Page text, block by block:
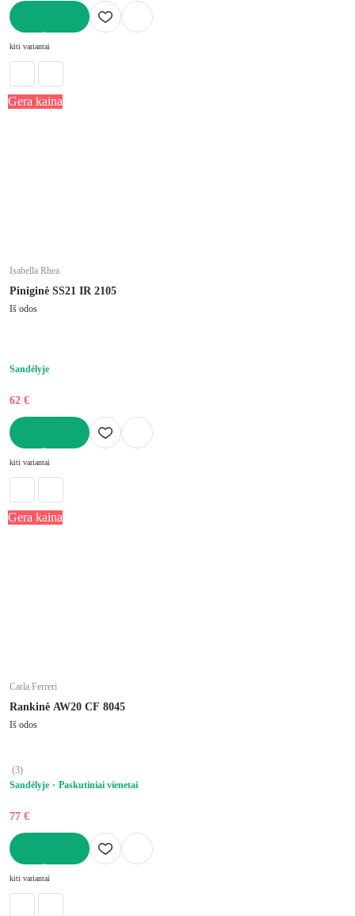
kiti variantai
Gera kaina
Isabella Rhea
Piniginė SS21 IR 2105
Iš odos
Sandėlyje
62 €
kiti variantai
Gera kaina
Carla Ferreri
Rankinė AW20 CF 8045
Iš odos
(3)
Sandėlyje
Paskutiniai vienetai
77 €
kiti variantai